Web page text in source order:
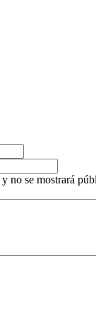
no se mostrará